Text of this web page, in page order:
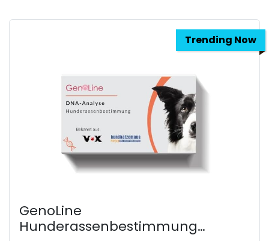
Trending Now
GenoLine
Hunderassenbestimmung